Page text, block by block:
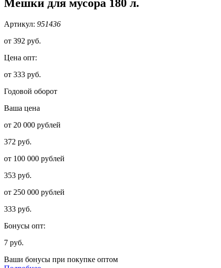
Мешки для мусора 180 л.
Артикул: 951436
от 392 руб.
Цена опт:
от 333 руб.
Годовой оборот
Ваша цена
от 20 000 рублей
372 руб.
от 100 000 рублей
353 руб.
от 250 000 рублей
333 руб.
Бонусы опт:
7 руб.
Ваши бонусы при покупке оптом